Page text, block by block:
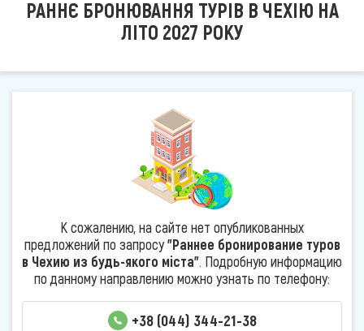
РАННЄ БРОНЮВАННЯ ТУРІВ В ЧЕХІЮ НА
ЛІТО 2027 РОКУ
К сожалению, на сайте нет опубликованных
предложений по запросу"Раннее бронирование туров
в Чехию из будь-якого міста". Подробную информацию
по данному направлению можно узнать по телефону:
+38 (044) 344-21-38